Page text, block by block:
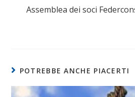
Assemblea dei soci
POTREBBE ANCHE PIACERTI